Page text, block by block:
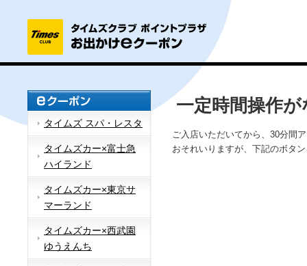
タイムズ スパ・レスタ
タイムズカー×富士急
ハイランド
タイムズカー×東京サ
マーランド
タイムズカー×西武園
ゆうえんち
一定時間操作
ご入店いただいてから、30分間
おそれいりますが、下記のボタ